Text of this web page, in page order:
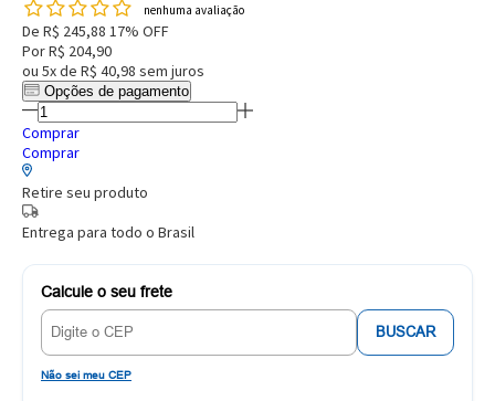
nenhuma avaliação
De R$ 245,88 17% OFF
PorR$ 204,90
ou 5x de R$ 40,98 sem juros
Opções de pagamento
Comprar
Comprar
Retire seu produto
Entrega para todo o Brasil
Calcule o seu frete
BUSCAR
Não sei meu CEP